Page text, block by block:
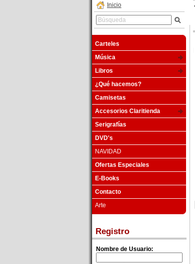
Inicio
Carteles
Música
Libros
¿Qué hacemos?
Camisetas
Accesorios Claritienda
Serigrafías
DVD's
NAVIDAD
Ofertas Especiales
E-Books
Contacto
Arte
Registro
Nombre de Usuario: